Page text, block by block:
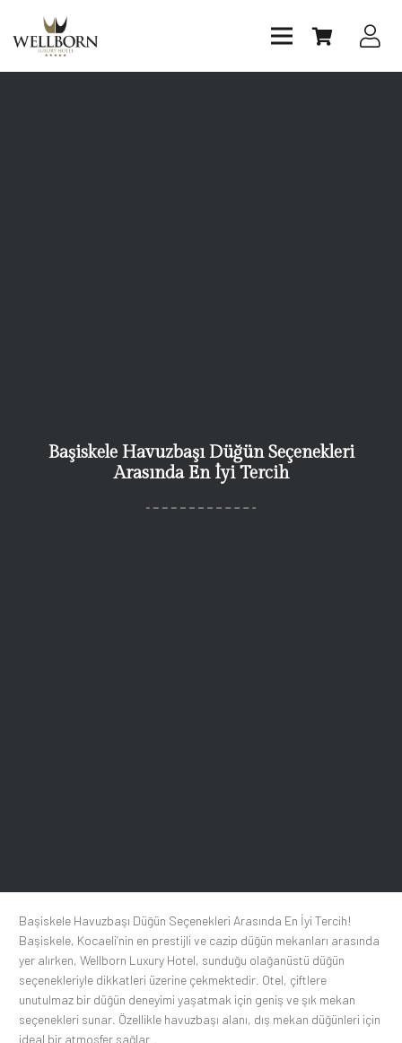
Başiskele Havuzbaşı Düğün Seçenekleri
Arasında En İyi Tercih
Başiskele Havuzbaşı Düğün Seçenekleri Arasında En İyi Tercih!
Başiskele, Kocaeli’nin en prestijli ve cazip düğün mekanları arasında
yer alırken, Wellborn Luxury Hotel, sunduğu olağanüstü düğün
seçenekleriyle dikkatleri üzerine çekmektedir. Otel, çiftlere
unutulmaz bir düğün deneyimi yaşatmak için geniş ve şık mekan
seçenekleri sunar. Özellikle havuzbaşı alanı, dış mekan düğünleri için
ideal bir atmosfer sağlar.